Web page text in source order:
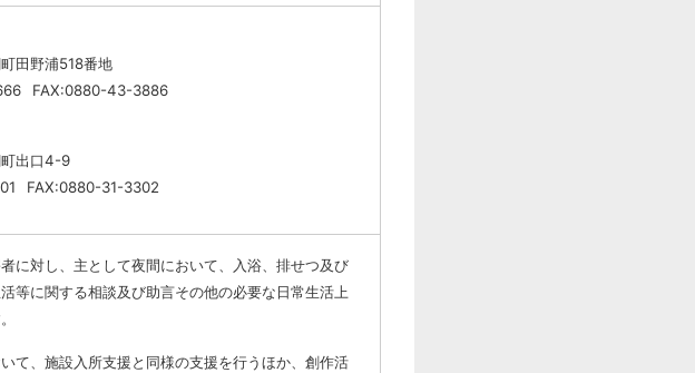
田野浦518番地
FAX:0880-43-3886
町出口4-9
FAX:0880-31-3302
に対し、主として夜間において、入浴、排せつ及び
等に関する相談及び助言その他の必要な日常生活上
て、施設入所支援と同様の支援を行うほか、創作活